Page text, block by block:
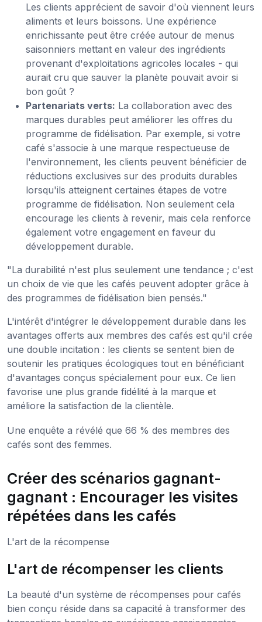
Les clients apprécient de savoir d'où viennent leurs
aliments et leurs boissons. Une expérience
enrichissante peut être créée autour de menus
saisonniers mettant en valeur des ingrédients
provenant d'exploitations agricoles locales - qui
aurait cru que sauver la planète pouvait avoir si
bon goût ?
Partenariats verts: La collaboration avec des
marques durables peut améliorer les offres du
programme de fidélisation. Par exemple, si votre
café s'associe à une marque respectueuse de
l'environnement, les clients peuvent bénéficier de
réductions exclusives sur des produits durables
lorsqu'ils atteignent certaines étapes de votre
programme de fidélisation. Non seulement cela
encourage les clients à revenir, mais cela renforce
également votre engagement en faveur du
développement durable.
"La durabilité n'est plus seulement une tendance ; c'est
un choix de vie que les cafés peuvent adopter grâce à
des programmes de fidélisation bien pensés."
L'intérêt d'intégrer le développement durable dans les
avantages offerts aux membres des cafés est qu'il crée
une double incitation : les clients se sentent bien de
soutenir les pratiques écologiques tout en bénéficiant
d'avantages conçus spécialement pour eux. Ce lien
favorise une plus grande fidélité à la marque et
améliore la satisfaction de la clientèle.
Une enquête a révélé que 66 % des membres des
cafés sont des femmes.
Créer des scénarios gagnant-
gagnant : Encourager les visites
répétées dans les cafés
L'art de la récompense
L'art de récompenser les clients
La beauté d'un système de récompenses pour cafés
bien conçu réside dans sa capacité à transformer des